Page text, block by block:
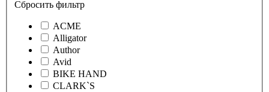
Сбросить фильтр
ACME
Alligator
Author
Avid
BIKE HAND
CLARK`S